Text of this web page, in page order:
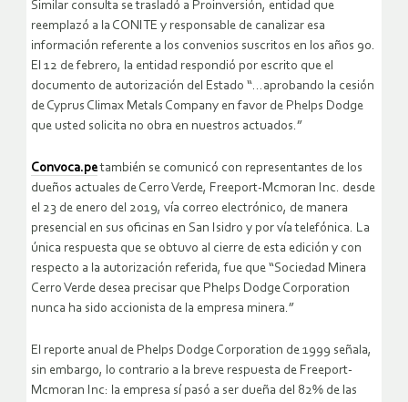
Similar consulta se trasladó a Proinversión, entidad que
reemplazó a la CONITE y responsable de canalizar esa
información referente a los convenios suscritos en los años 90.
El 12 de febrero, la entidad respondió por escrito que el
documento de autorización del Estado “…aprobando la cesión
de Cyprus Climax Metals Company en favor de Phelps Dodge
que usted solicita no obra en nuestros actuados.”
Convoca.petambién se comunicó con representantes de los
dueños actuales de Cerro Verde, Freeport-Mcmoran Inc. desde
el 23 de enero del 2019, vía correo electrónico, de manera
presencial en sus oficinas en San Isidro y por vía telefónica. La
única respuesta que se obtuvo al cierre de esta edición y con
respecto a la autorización referida, fue que “Sociedad Minera
Cerro Verde desea precisar que Phelps Dodge Corporation
nunca ha sido accionista de la empresa minera.”
El reporte anual de Phelps Dodge Corporation de 1999 señala,
sin embargo, lo contrario a la breve respuesta de Freeport-
Mcmoran Inc: la empresa sí pasó a ser dueña del 82% de las